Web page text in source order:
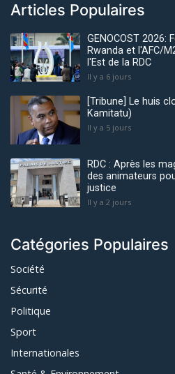
Articles Populaires
GENOCOST 2026:
Rwanda et l'AFC/
l'Est de la RDC
Il y a 6 jours
[Tribune] Le huis
Kamitatu)
Il y a 5 jours
RDC : Après les
des animateurs
justice
Il y a 2 jours
Catégories Populaires
Société
Sécurité
Politique
Sport
Internationales